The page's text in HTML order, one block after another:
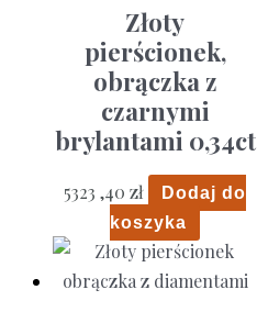
Złoty
pierścionek,
obrączka z
czarnymi
brylantami 0,34ct
5323 ,40 zł
Dodaj do
koszyka